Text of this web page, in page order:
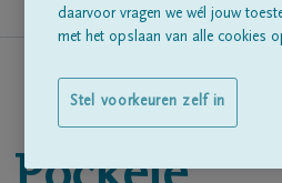
daarvoor vragen we wél jouw
met het opslaan van alle cookies
Stel voorkeuren zelf in